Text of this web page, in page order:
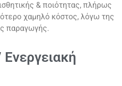
& ποιότητας, πλήρως
χαμηλό κόστος, λόγω της
παραγωγής.
Ενεργειακή